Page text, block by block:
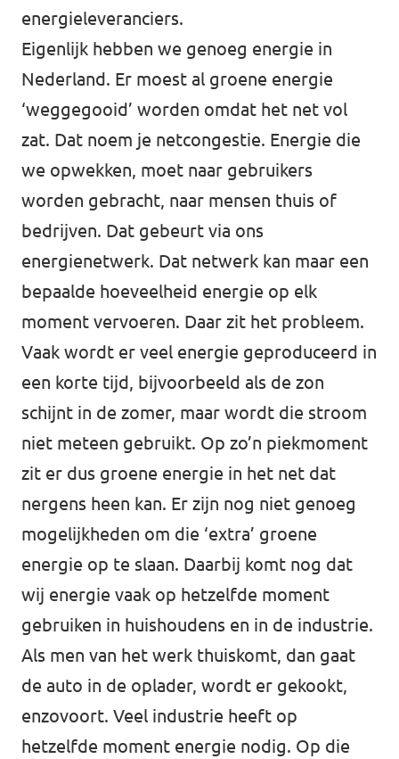
energieleveranciers.
Eigenlijk hebben we genoeg energie in
Nederland. Er moest al groene energie
‘weggegooid’ worden omdat het net vol
zat. Dat noem je netcongestie. Energie die
we opwekken, moet naar gebruikers
worden gebracht, naar mensen thuis of
bedrijven. Dat gebeurt via ons
energienetwerk. Dat netwerk kan maar een
bepaalde hoeveelheid energie op elk
moment vervoeren. Daar zit het probleem.
Vaak wordt er veel energie geproduceerd in
een korte tijd, bijvoorbeeld als de zon
schijnt in de zomer, maar wordt die stroom
niet meteen gebruikt. Op zo’n piekmoment
zit er dus groene energie in het net dat
nergens heen kan. Er zijn nog niet genoeg
mogelijkheden om die ‘extra’ groene
energie op te slaan. Daarbij komt nog dat
wij energie vaak op hetzelfde moment
gebruiken in huishoudens en in de industrie.
Als men van het werk thuiskomt, dan gaat
de auto in de oplader, wordt er gekookt,
enzovoort. Veel industrie heeft op
hetzelfde moment energie nodig. Op die